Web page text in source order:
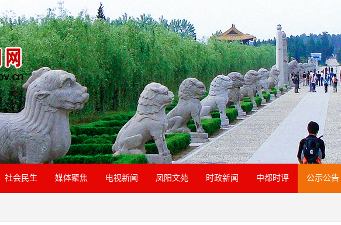
社会民生 媒体聚焦 电视新闻 凤阳文苑 时政新闻 中都时评 公示公告